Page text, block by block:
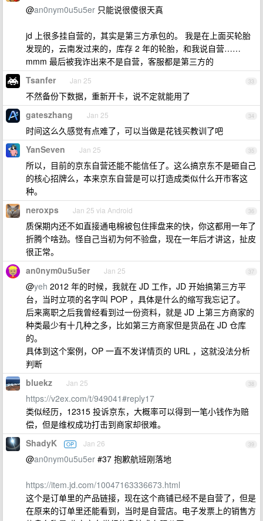
@an0nym0u5u5er 只能说很傻很天真
jd 上很多挂自营的，其实是第三方承包的。 我是在上面买轮胎
发现的，云南发过来的，库存 2 年的轮胎，和我说自营……
mmm 最后被我诈出来不是自营，客服都是第三方的
33
Tsanfer Jan 25
不然备份下数据，重新开卡，说不定就能用了
34
gateszhang Jan 25
时间这么久感觉有点难了，可以当做是花钱买教训了吧
35
YanSeven Jan 25
所以，目前的京东自营还能不能信任了。这么搞京东不是砸自己
的核心招牌么，本来京东自营是可以打造成类似什么开市客这
种。
36
neroxps Jan 25 via Android
质保期内还不如直接通电棉被包住摔盘来的快，你这都用一年了
折腾个啥劲。怪自己当初为何不验盘，现在一年后才讲这，扯皮
很正常。
37
an0nym0u5u5er Jan 25
@yeh 2012 年的时候，我就在 JD 工作，JD 开始搞第三方平
台，当时立项的名字叫 POP ，具体是什么的缩写我忘记了。
后来离职之后我曾经看到过一份资料，就是 JD 上第三方商家的
种类最少有十几种之多，比如第三方商家但是货品在 JD 仓库
的。
具体到这个案例，OP 一直不发详情页的 URL ，这就没法分析
判断
38
bluekz Jan 25
https://v2ex.com/t/949041#reply17
类似经历，12315 投诉京东，大概率可以得到一笔小钱作为赔
偿，但是维权成功打击到商家却很难。
39
ShadyK OP Jan 26
@an0nym0u5u5er #37 抱歉航班刚落地
https://item.jd.com/10047163336673.html
这个是订单里的产品链接，现在这个商铺已经不是自营了，但是
在原来的订单里还能看到，当时是自营店。电子发票上的销售方